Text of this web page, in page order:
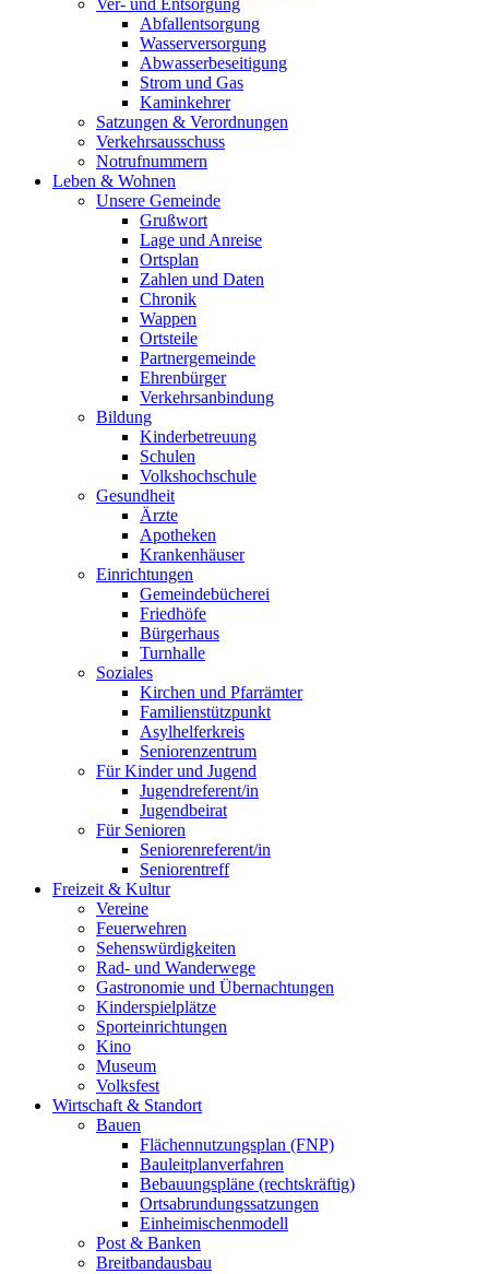
Ver- und Entsorgung
Abfallentsorgung
Wasserversorgung
Abwasserbeseitigung
Strom und Gas
Kaminkehrer
Satzungen & Verordnungen
Verkehrsausschuss
Notrufnummern
Leben & Wohnen
Unsere Gemeinde
Grußwort
Lage und Anreise
Ortsplan
Zahlen und Daten
Chronik
Wappen
Ortsteile
Partnergemeinde
Ehrenbürger
Verkehrsanbindung
Bildung
Kinderbetreuung
Schulen
Volkshochschule
Gesundheit
Ärzte
Apotheken
Krankenhäuser
Einrichtungen
Gemeindebücherei
Friedhöfe
Bürgerhaus
Turnhalle
Soziales
Kirchen und Pfarrämter
Familienstützpunkt
Asylhelferkreis
Seniorenzentrum
Für Kinder und Jugend
Jugendreferent/in
Jugendbeirat
Für Senioren
Seniorenreferent/in
Seniorentreff
Freizeit & Kultur
Vereine
Feuerwehren
Sehenswürdigkeiten
Rad- und Wanderwege
Gastronomie und Übernachtungen
Kinderspielplätze
Sporteinrichtungen
Kino
Museum
Volksfest
Wirtschaft & Standort
Bauen
Flächennutzungsplan (FNP)
Bauleitplanverfahren
Bebauungspläne (rechtskräftig)
Ortsabrundungssatzungen
Einheimischenmodell
Post & Banken
Breitbandausbau